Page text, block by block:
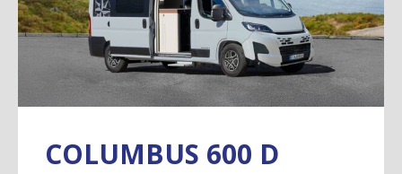
COLUMBUS 600 D